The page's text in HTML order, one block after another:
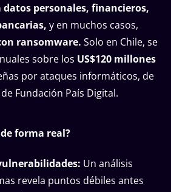
datos personales, financieros,
y en muchos casos,
ransomware. Solo en Chile, se
sobre los US$120 millones
por ataques informáticos, de
Fundación País Digital.
forma real?
Un análisis
revela puntos débiles antes